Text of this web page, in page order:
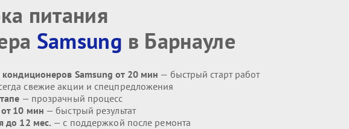
питания
Samsung в Барнауле
Samsung от 20 мин — быстрый старт работ
свежие акции и спецпредложения
— прозрачный процесс
10 мин — быстрый результат
до 12 мес. — с поддержкой после ремонта